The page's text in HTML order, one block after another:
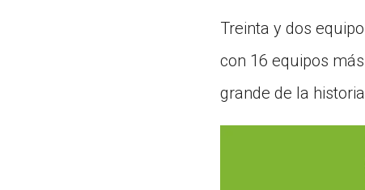
Treinta y dos
con 16 equipos
grande de la